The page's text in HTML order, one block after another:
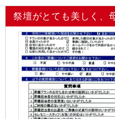
祭壇がとても美しく、